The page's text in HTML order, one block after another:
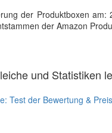
der Produktboxen
der Amazon
und Statistiken
Test der Bewertung &